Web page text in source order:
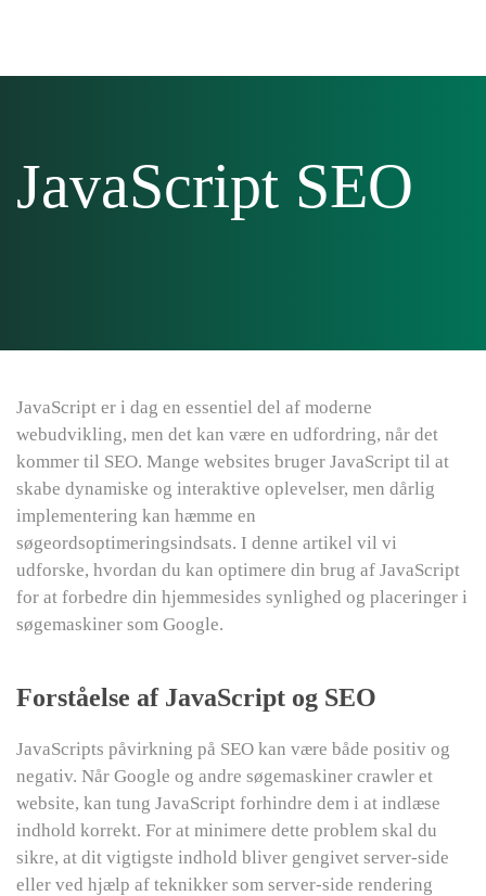
JavaScript SEO
JavaScript er i dag en essentiel del af moderne
webudvikling, men det kan være en udfordring, når det
kommer til SEO. Mange websites bruger JavaScript til at
skabe dynamiske og interaktive oplevelser, men dårlig
implementering kan hæmme en
søgeordsoptimeringsindsats. I denne artikel vil vi
udforske, hvordan du kan optimere din brug af JavaScript
for at forbedre din hjemmesides synlighed og placeringer i
søgemaskiner som Google.
Forståelse af JavaScript og SEO
JavaScripts påvirkning på SEO kan være både positiv og
negativ. Når Google og andre søgemaskiner crawler et
website, kan tung JavaScript forhindre dem i at indlæse
indhold korrekt. For at minimere dette problem skal du
sikre, at dit vigtigste indhold bliver gengivet server-side
eller ved hjælp af teknikker som server-side rendering